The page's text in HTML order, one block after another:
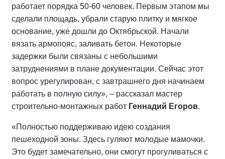
работает порядка 50-60 человек. Первым этапом мы
сделали площадь, убрали старую плитку и мягкое
основание, уже дошли до Октябрьской. Начали
вязать армопояс, заливать бетон. Некоторые
задержки были связаны с небольшими
затруднениями в плане документации. Сейчас этот
вопрос урегулирован, с завтрашнего дня начинаем
работать в полную силу», – рассказал мастер
строительно-монтажных работ Геннадий Егоров.
«Полностью поддерживаю идею создания
пешеходной зоны. Здесь гуляют молодые мамочки.
Это будет замечательно, они смогут прогуливаться с